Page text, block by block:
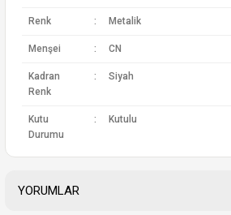
Renk : Metalik
Menşei : CN
Kadran
Renk
: Siyah
Kutu
Durumu
: Kutulu
YORUMLAR